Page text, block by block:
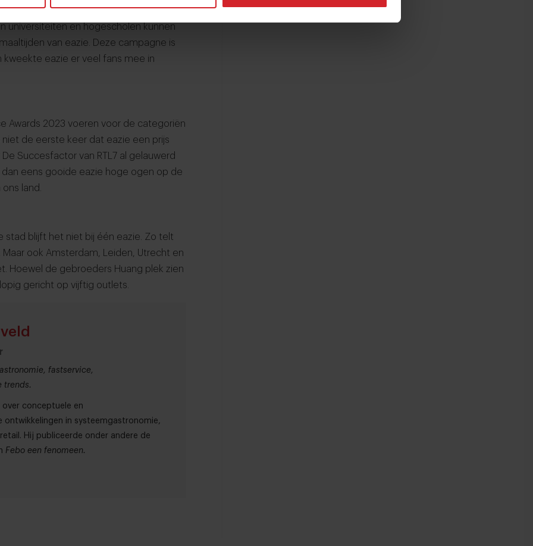
korting op hun eazie-bestelling. Een
universiteiten en hogescholen kunnen
van eazie. Deze campagne is
kweekte eazie er veel fans mee in
Awards 2023 voeren voor de categoriën
de eerste keer dat eazie een prijs
Succesfactor van RTL7 al gelauwerd
dan eens gooide eazie hoge ogen op de
land.
stad blijft het niet bij één eazie. Zo telt
ook Amsterdam, Leiden, Utrecht en
Hoewel de gebroeders Huang plek zien
gericht op vijftig outlets.
fastservice,
trends.
over conceptuele en
ontwikkelingen in systeemgastronomie,
Hij publiceerde onder andere de
Febo een fenomeen.